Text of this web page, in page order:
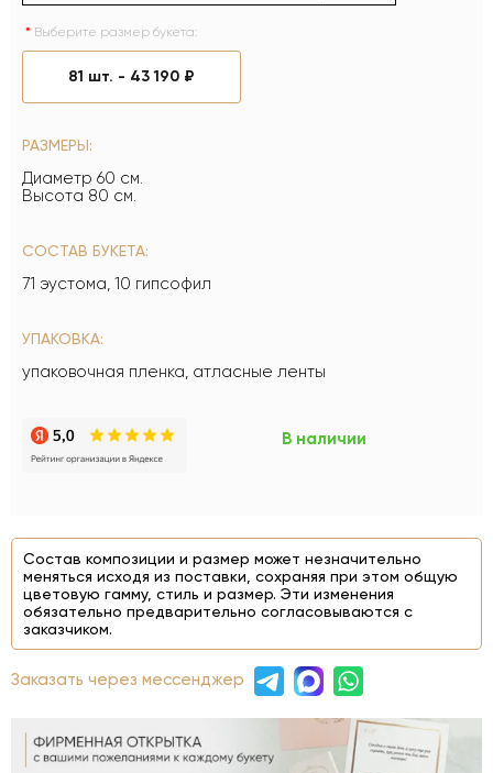
Выберите размер букета:
81 шт. - 43 190 ₽
РАЗМЕРЫ:
Диаметр 60 см.
Высота 80 см.
СОСТАВ БУКЕТА:
71 эустома, 10 гипсофил
УПАКОВКА:
упаковочная пленка, атласные ленты
В наличии
Состав композиции и размер может незначительно
меняться исходя из поставки, сохраняя при этом общую
цветовую гамму, стиль и размер. Эти изменения
обязательно предварительно согласовываются с
заказчиком.
Заказать через мессенджер